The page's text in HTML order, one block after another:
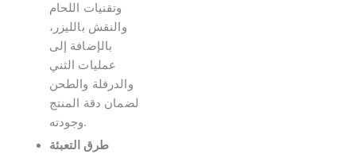
وتقنيات اللحام
والنقش بالليزر،
بالإضافة إلى
عمليات الثني
والدرفلة والطحن
لضمان دقة المنتج
وجودته.
طرق التعبئة